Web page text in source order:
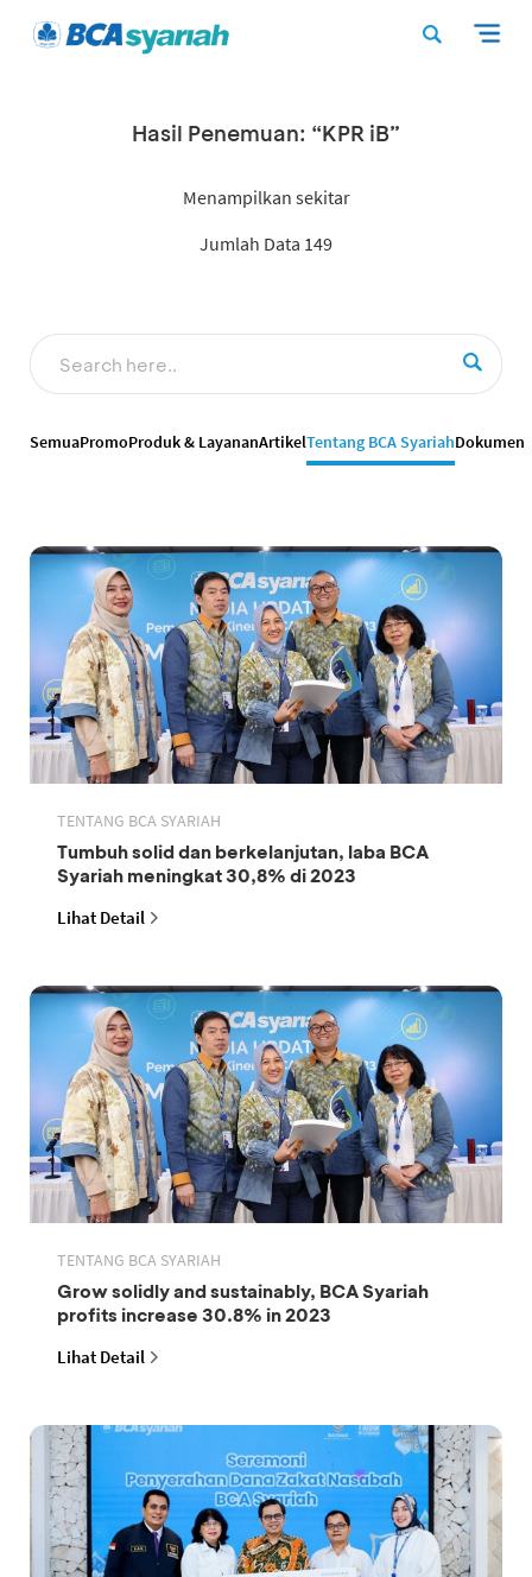
Hasil Penemuan: “KPR iB”
Menampilkan sekitar
Jumlah Data 149
SemuaPromoProduk & LayananArtikelTentang BCA SyariahDokumen
TENTANG BCA SYARIAH
Tumbuh solid dan berkelanjutan, laba BCA
Syariah meningkat 30,8% di 2023
Lihat Detail
TENTANG BCA SYARIAH
Grow solidly and sustainably, BCA Syariah
profits increase 30.8% in 2023
Lihat Detail